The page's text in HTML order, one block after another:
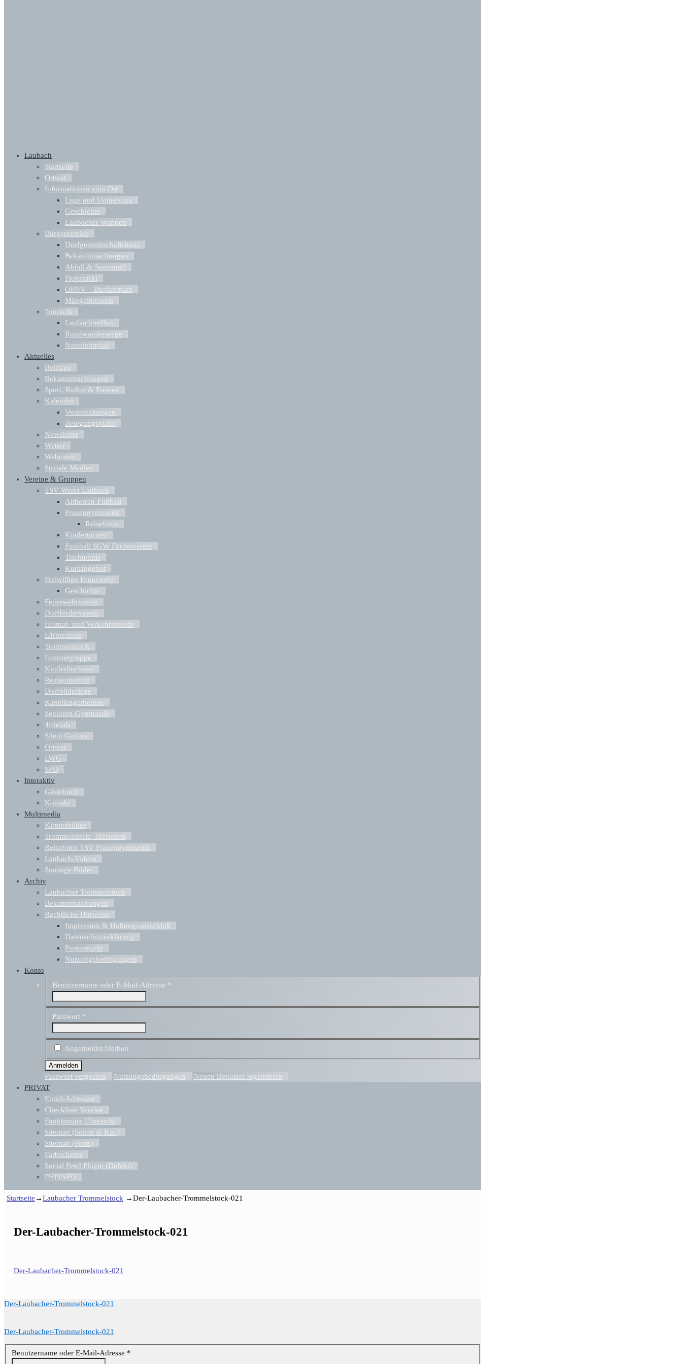
Laubach
Startseite
Ortsrat
Informationen zum Ort
Lage und Umgebung
Geschichte
Laubacher Wappen
Bürgerservice
Dorfgemeinschaftshaus
Bekanntmachungen
Abfall & Sperrmüll
Flohmarkt
ÖPNV – Busfahrplan
Mängelhinweis
Touristik
Laubachtreffen
Rundwanderwege
Naturlehrpfad
Aktuelles
Beiträge
Bekanntmachungen
Sport, Kultur & Freizeit
Kalender
Veranstaltungen
Belegungspläne
Newsletter
Wetter
Webcams
Soziale Medien
Vereine & Gruppen
TSV Werra Laubach
Altherren-Fußball
Frauengymnastik
Reisefotos
Kinderturnen
Fussball SGW Förderverein
Tischtennis
Kursangebot
Freiwillige Feuerwehr
Geschichte
Feuerwehrverein
Dorfförderverein
Heimat- und Verkehrsverein
Lärmschutz
Trommelstock
Internetgruppe
Kinderbücherei
Realgemeinde
Dorfbildpflege
Kapellengemeinde
Senioren-Gymnastik
4friends
Silent Guitars
Ortsrat
LWG
SPD
Interaktiv
Gästebuch
Kontakt
Multimedia
Kirmesbilder
Trommelstock: Titelseiten
Reisefotos TSV Frauengymnastik
Laubach-Videos
Sonstige Bilder
Archiv
Laubacher Trommelstock
Bekanntmachungen
Rechtliche Hinweise
Impressum & Haftungsausschluß
Datenschutzerklärung
Forenregeln
Nutzungsbedingungen
Konto
Benutzername oder E-Mail-Adresse *
Passwort *
Angemeldet bleiben
Passwort vergessen Nutzungsbedingungen
Neuen Benutzer registrieren
PRIVAT
Email-Adressen
Checkliste Vereine
Funktionäre Übersicht
Sitemap (Seiten & Kat.)
Sitemap (Posts)
Farbschema
Social Feed Plugin (Defekt)
PHPINFO
Startseite →Laubacher Trommelstock →Der-Laubacher-Trommelstock-021
Der-Laubacher-Trommelstock-021
Der-Laubacher-Trommelstock-021
Der-Laubacher-Trommelstock-021
Der-Laubacher-Trommelstock-021
Benutzername oder E-Mail-Adresse *